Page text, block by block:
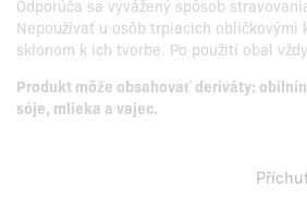
Odporúča sa vyvážený spôsob
Nepoužívať u osôb trpiacich obličkovými
sklonom k ich tvorbe. Po použití obal
Produkt môže obsahovať deriváty:
sóje, mlieka a vajec.